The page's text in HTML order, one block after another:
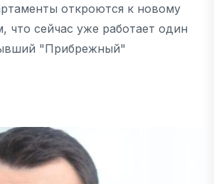
откроются к новому
что сейчас уже работает один
"Прибрежный"